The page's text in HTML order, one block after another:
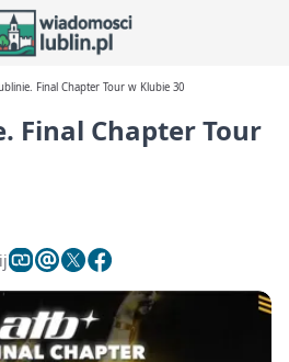
Final Chapter Tour w Klubie 30
Final Chapter Tour